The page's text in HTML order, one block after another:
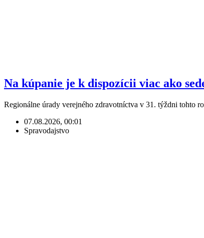
Na kúpanie je k dispozícii viac ako
Regionálne úrady verejného zdravotníctva v 31. týždni tohto
07.08.2026, 00:01
Spravodajstvo